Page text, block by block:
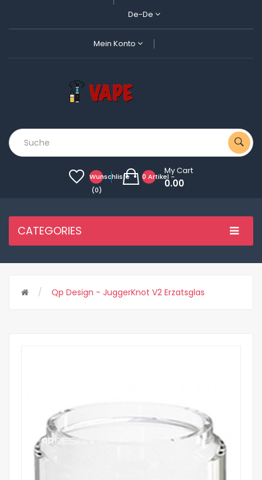
De-De
Mein Konto
Wunschliste
(0)
0 Artikel -
My Cart
0.00
CATEGORIES
Qp Design - JuggerKnot V2 Erzatsglas